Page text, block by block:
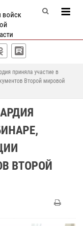
войск
приняла участие в
Второй мировой
ВТОРОЙ